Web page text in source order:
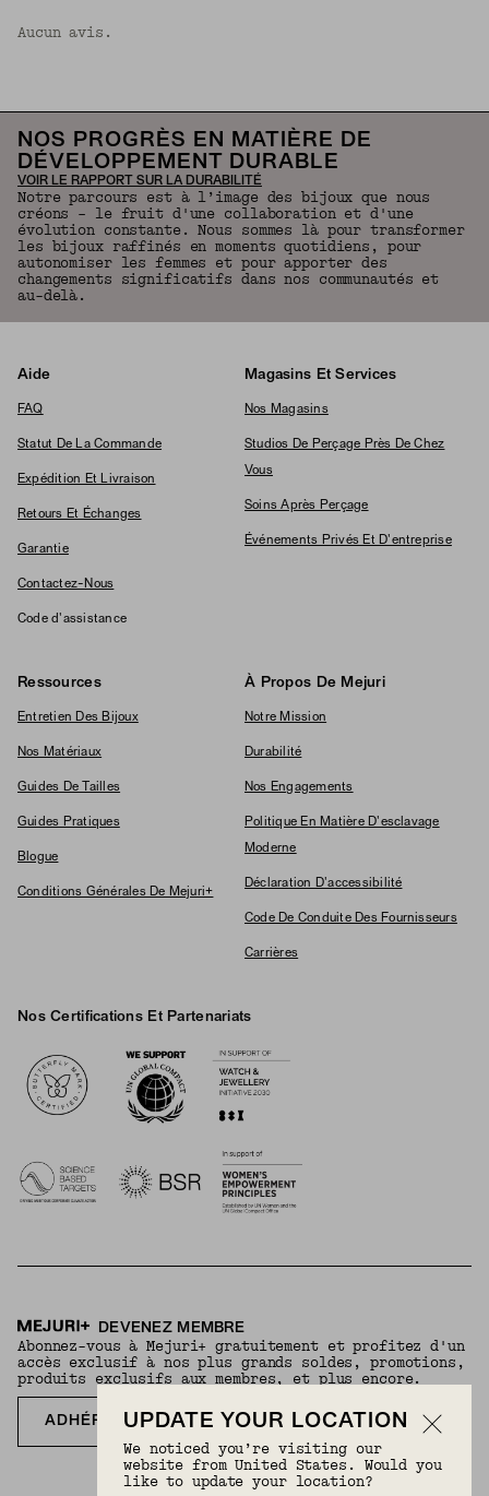
Aucun avis.
NOS PROGRÈS EN MATIÈRE DE
DÉVELOPPEMENT DURABLE
VOIR LE RAPPORT SUR LA DURABILITÉ
Notre parcours est à l’image des bijoux que nous
créons – le fruit d'une collaboration et d'une
évolution constante. Nous sommes là pour transformer
les bijoux raffinés en moments quotidiens, pour
autonomiser les femmes et pour apporter des
changements significatifs dans nos communautés et
au-delà.
Aide
FAQ
Statut De La Commande
Expédition Et Livraison
Retours Et Échanges
Garantie
Contactez-Nous
Code d'assistance
Magasins Et Services
Nos Magasins
Studios De Perçage Près De Chez
Vous
Soins Après Perçage
Événements Privés Et D'entreprise
Ressources
Entretien Des Bijoux
Nos Matériaux
Guides De Tailles
Guides Pratiques
Blogue
Conditions Générales De Mejuri+
À Propos De Mejuri
Notre Mission
Durabilité
Nos Engagements
Politique En Matière D'esclavage
Moderne
Déclaration D'accessibilité
Code De Conduite Des Fournisseurs
Carrières
Nos Certifications Et Partenariats
DEVENEZ MEMBRE
Abonnez-vous à Mejuri+ gratuitement et profitez d'un
accès exclusif à nos plus grands soldes, promotions,
produits exclusifs aux membres, et plus encore.
ADHÉREZ GRATUITEMENT
UPDATE YOUR LOCATION
We noticed you’re visiting our
website from United States. Would you
like to update your location?